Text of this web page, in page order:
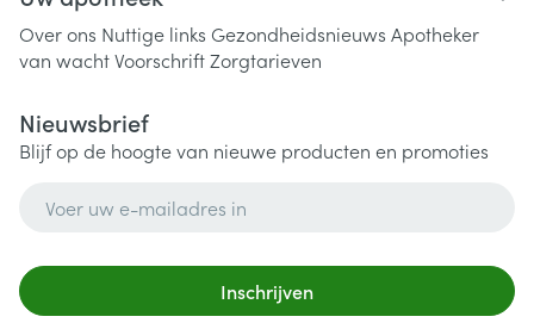
Over ons Nuttige links Gezondheidsnieuws Apotheker
van wachtVoorschriftZorgtarieven
Nieuwsbrief
Blijf op de hoogte van nieuwe producten en promoties
Inschrijven